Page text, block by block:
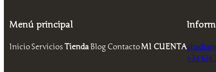
Menú principal
InicioServicios TiendaBlog ContactoMI CUENTA
+34 614